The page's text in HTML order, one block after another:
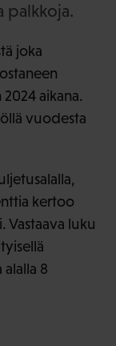
palkkoja.
joka
aikana.
vuodesta
kertoo
Vastaava luku
8